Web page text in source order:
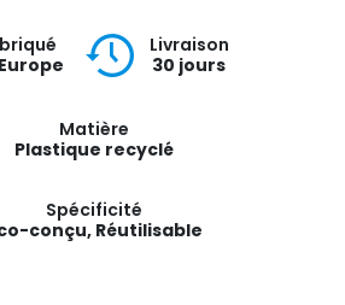
Livraison
30 jours
Matière
Plastique recyclé
Spécificité
conçu, Réutilisable